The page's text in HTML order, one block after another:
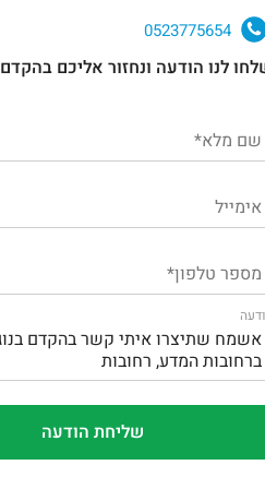
0523775654
לנו הודעה ונחזור אליכם בהקדם